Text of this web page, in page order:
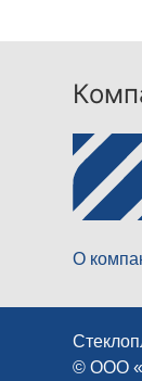
О
© ООО